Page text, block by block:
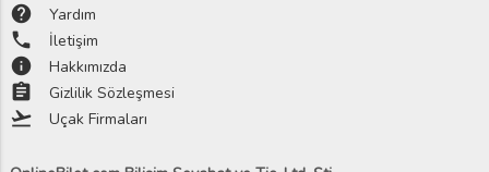
help Yardım
phone İletişim
info Hakkımızda
assignment Gizlilik Sözleşmesi
flight_takeoff Uçak Firmaları